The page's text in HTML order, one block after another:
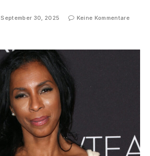
September 30, 2025
Keine Kommentare